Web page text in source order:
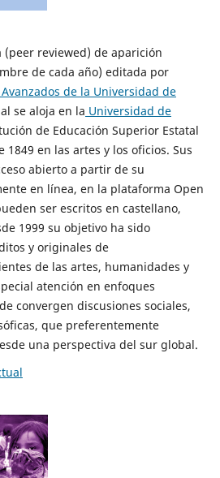
(peer reviewed) de aparición
de cada año) editada por
de la Universidad de
se aloja en la Universidad de
de Educación Superior Estatal
en las artes y los oficios. Sus
abierto a partir de su
en línea, en la plataforma Open
ser escritos en castellano,
1999 su objetivo ha sido
y originales de
de las artes, humanidades y
atención en enfoques
convergen discusiones sociales,
que preferentemente
una perspectiva del sur global.